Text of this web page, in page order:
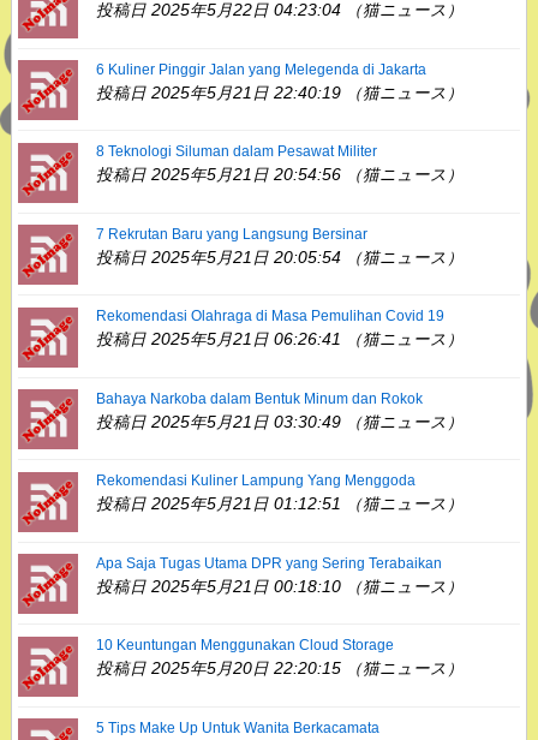
投稿日 2025年5月22日 04:23:04 （猫ニュース）
6 Kuliner Pinggir Jalan yang Melegenda di Jakarta
投稿日 2025年5月21日 22:40:19 （猫ニュース）
8 Teknologi Siluman dalam Pesawat Militer
投稿日 2025年5月21日 20:54:56 （猫ニュース）
7 Rekrutan Baru yang Langsung Bersinar
投稿日 2025年5月21日 20:05:54 （猫ニュース）
Rekomendasi Olahraga di Masa Pemulihan Covid 19
投稿日 2025年5月21日 06:26:41 （猫ニュース）
Bahaya Narkoba dalam Bentuk Minum dan Rokok
投稿日 2025年5月21日 03:30:49 （猫ニュース）
Rekomendasi Kuliner Lampung Yang Menggoda
投稿日 2025年5月21日 01:12:51 （猫ニュース）
Apa Saja Tugas Utama DPR yang Sering Terabaikan
投稿日 2025年5月21日 00:18:10 （猫ニュース）
10 Keuntungan Menggunakan Cloud Storage
投稿日 2025年5月20日 22:20:15 （猫ニュース）
5 Tips Make Up Untuk Wanita Berkacamata